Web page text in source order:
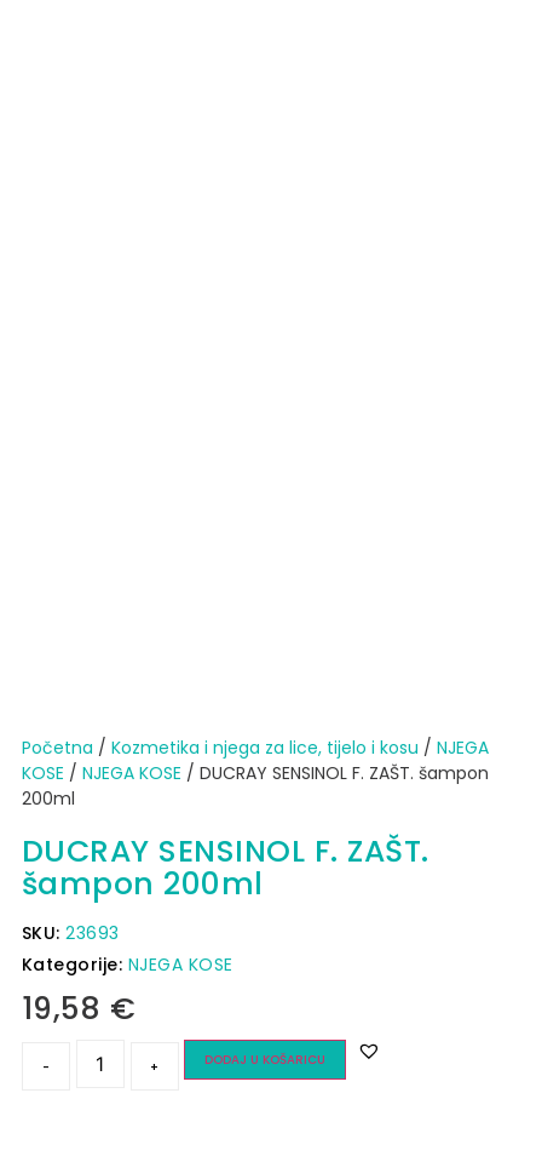
Početna / Kozmetika i njega za lice, tijelo i kosu / NJEGA
KOSE / NJEGA KOSE / DUCRAY SENSINOL F. ZAŠT. šampon
200ml
DUCRAY SENSINOL F. ZAŠT.
šampon 200ml
SKU:23693
Kategorije: NJEGA KOSE
19,58 €
- + DODAJ U KOŠARICU